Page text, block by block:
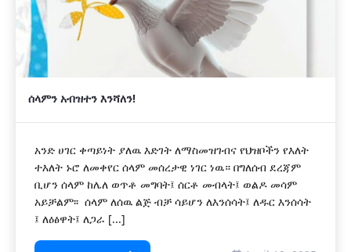
ሰላምን አብዝተን እንሻለን!
አንድ ሀገር ቀጣይነት ያለዉ እድገት ለማስመዝገብና የህዝቦችን የእለት
ተእለት ኑሮ ለመቀየር ሰላም መሰረታዊ ነገር ነዉ። በግለሰብ ደረጃም
ቢሆን ሰላም ከሌለ ወጥቶ መግባት፤ ሰርቶ መብላት፤ ወልዶ መሳም
አይቻልም፡፡ ሰላም ለሰዉ ልጅ ብቻ ሳይሆን ለእንሰሳት፤ ለዱር እንሰሳት
፤ ለዕፅዋት፤ ለጋራ [...]